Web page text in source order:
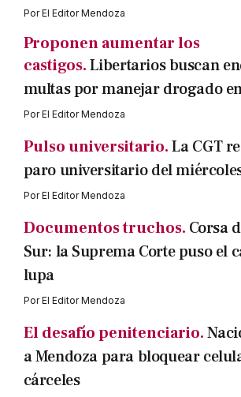
PorEl Editor Mendoza
Proponen aumentar los
castigos.Libertarios buscan
multas por manejar drogado
PorEl Editor Mendoza
Pulso universitario.La CGT
paro universitario del
PorEl Editor Mendoza
Documentos truchos. Corsa
Sur: la Suprema Corte puso el
lupa
PorEl Editor Mendoza
El desafío penitenciario.
a Mendoza para bloquear
cárceles